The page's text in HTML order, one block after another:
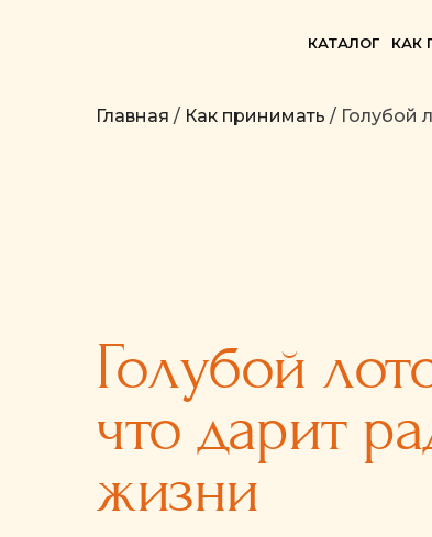
КАТАЛОГ КАК
Главная / Как принимать / Голубой
Голубой
что дарит
жизни